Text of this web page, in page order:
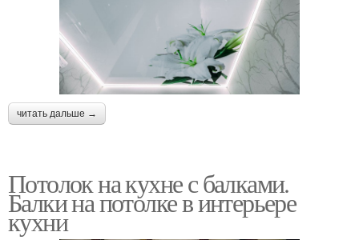
читать дальше →
Потолок на кухне с балками.
Балки на потолке в интерьере
кухни